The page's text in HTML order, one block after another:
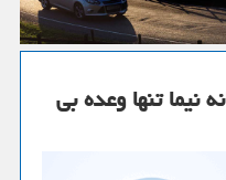
نیما تنها وعده بی